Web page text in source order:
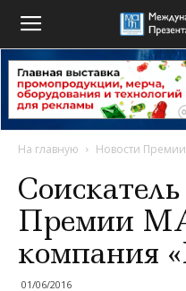
На главную Новости Премии
Премии
компания
01/06/2016